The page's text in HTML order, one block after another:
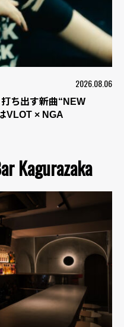
2026.08.06
ち出す新曲“NEW
VLOT × NGA
Kagurazaka